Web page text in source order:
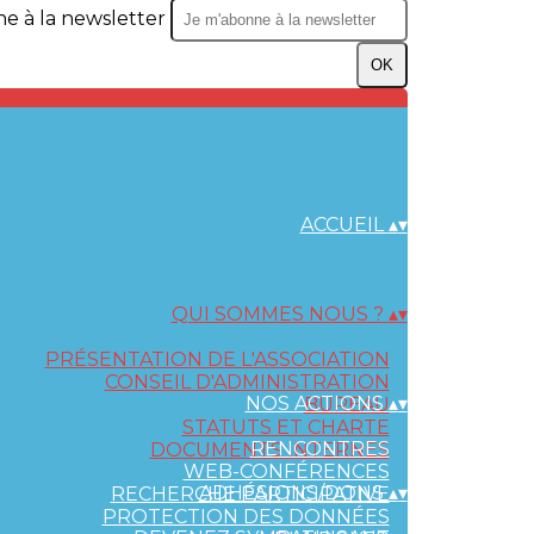
à la newsletter
OK
ACCUEIL▴▾
QUI SOMMES NOUS ? ▴▾
PRÉSENTATION DE L'ASSOCIATION
CONSEIL D'ADMINISTRATION
BUREAU
STATUTS ET CHARTE
DOCUMENTS INTERNES
NOS ACTIONS▴▾
RENCONTRES
WEB-CONFÉRENCES
RECHERCHE PARTICIPATIVE
PROTECTION DES DONNÉES
ADHÉSIONS/DONS▴▾